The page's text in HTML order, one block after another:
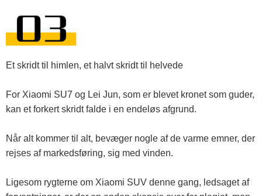
Et skridt til himlen, et halvt skridt til helvede
For Xiaomi SU7 og Lei Jun, som er blevet kronet som guder,
kan et forkert skridt falde i en endeløs afgrund.
Når alt kommer til alt, bevæger nogle af de varme emner, der
rejses af markedsføring, sig med vinden.
Ligesom rygterne om Xiaomi SUV denne gang, ledsaget af